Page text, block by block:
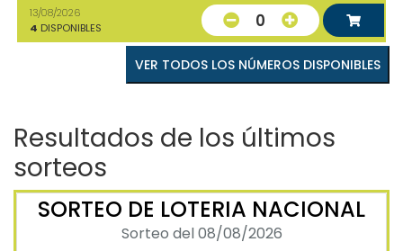
13/08/2026
4 DISPONIBLES 0
VER TODOS LOS NÚMEROS DISPONIBLES
Resultados de los últimos
sorteos
SORTEO DE LOTERIA NACIONAL
Sorteo del 08/08/2026